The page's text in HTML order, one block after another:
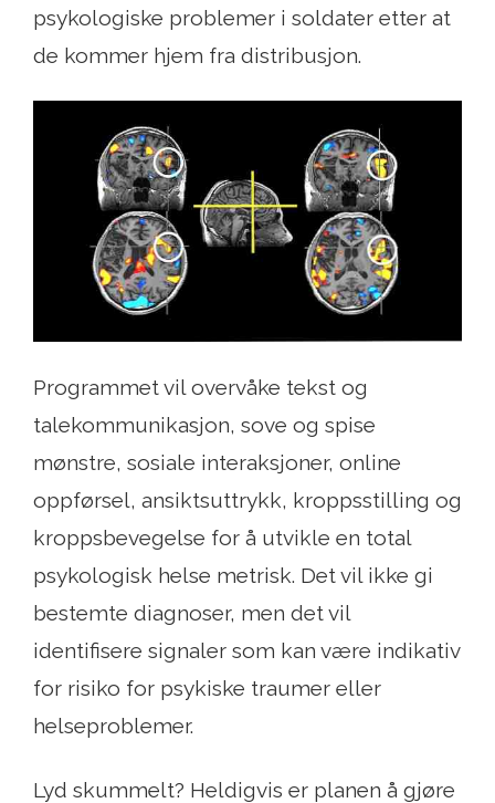
psykologiske problemer i soldater etter at
de kommer hjem fra distribusjon.
Programmet vil overvåke tekst og
talekommunikasjon, sove og spise
mønstre, sosiale interaksjoner, online
oppførsel, ansiktsuttrykk, kroppsstilling og
kroppsbevegelse for å utvikle en total
psykologisk helse metrisk. Det vil ikke gi
bestemte diagnoser, men det vil
identifisere signaler som kan være indikativ
for risiko for psykiske traumer eller
helseproblemer.
Lyd skummelt? Heldigvis er planen å gjøre